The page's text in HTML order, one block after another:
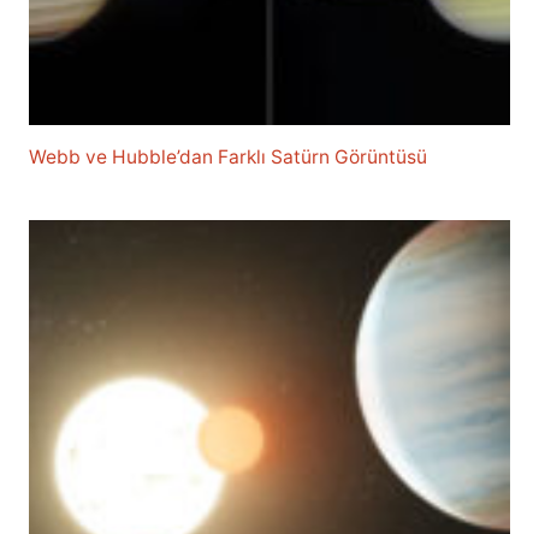
Webb ve Hubble’dan Farklı Satürn Görüntüsü